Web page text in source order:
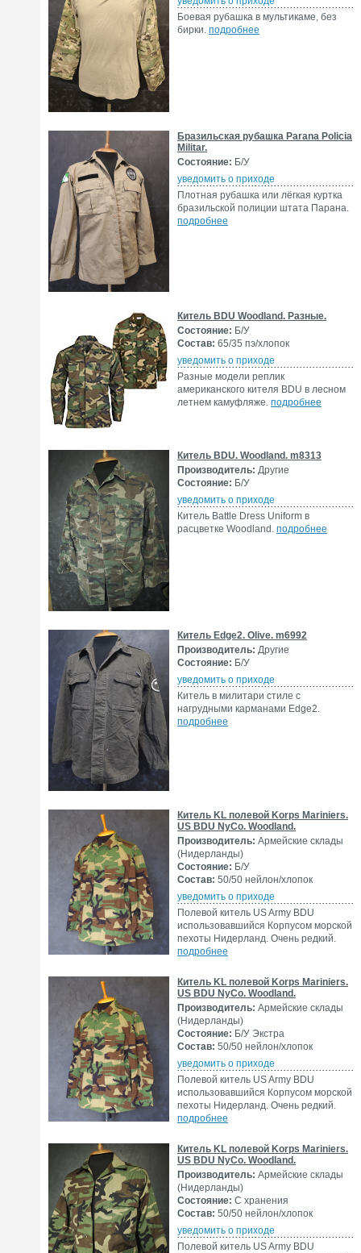
Боевая рубашка в мультикаме, без
бирки. подробнее
Бразильская рубашка Parana Policia
Militar.
Состояние: Б/У
уведомить о приходе
Плотная рубашка или лёгкая куртка
бразильской полиции штата Парана.
подробнее
Китель BDU Woodland. Разные.
Состояние: Б/У
Состав: 65/35 пэ/хлопок
уведомить о приходе
Разные модели реплик
американского кителя BDU в лесном
летнем камуфляже. подробнее
Китель BDU. Woodland. m8313
Производитель: Другие
Состояние: Б/У
уведомить о приходе
Китель Battle Dress Uniform в
расцветке Woodland. подробнее
Китель Edge2. Olive. m6992
Производитель: Другие
Состояние: Б/У
уведомить о приходе
Китель в милитари стиле с
нагрудными карманами Edge2.
подробнее
Китель KL полевой Korps Mariniers.
US BDU NyCo. Woodland.
Производитель: Армейские склады
(Нидерланды)
Состояние: Б/У
Состав: 50/50 нейлон/хлопок
уведомить о приходе
Полевой китель US Army BDU
использовавшийся Корпусом морской
пехоты Нидерланд. Очень редкий.
подробнее
Китель KL полевой Korps Mariniers.
US BDU NyCo. Woodland.
Производитель: Армейские склады
(Нидерланды)
Состояние: Б/У Экстра
Состав: 50/50 нейлон/хлопок
уведомить о приходе
Полевой китель US Army BDU
использовавшийся Корпусом морской
пехоты Нидерланд. Очень редкий.
подробнее
Китель KL полевой Korps Mariniers.
US BDU NyCo. Woodland.
Производитель: Армейские склады
(Нидерланды)
Состояние: С хранения
Состав: 50/50 нейлон/хлопок
уведомить о приходе
Полевой китель US Army BDU